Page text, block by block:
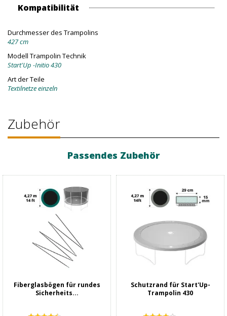
Kompatibilität
Durchmesser des Trampolins
427 cm
Modell Trampolin Technik
Start'Up -Initio 430
Art der Teile
Textilnetze einzeln
Zubehör
Passendes Zubehör
Fiberglasbögen für rundes
Sicherheits...
Schutzrand für Start'Up-
Trampolin 430